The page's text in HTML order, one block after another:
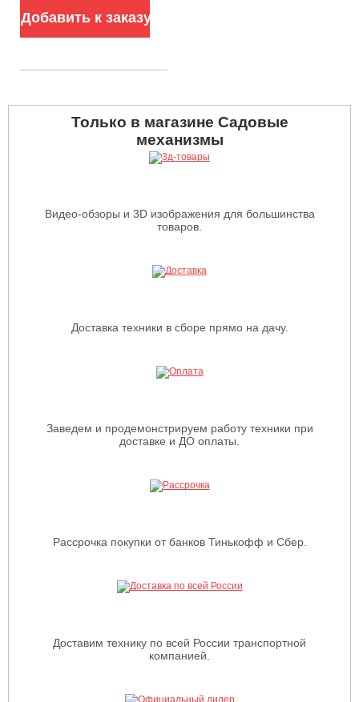
Добавить к заказу
Только в магазине Садовые
механизмы
Видео-обзоры и 3D изображения для большинства
товаров.
Доставка техники в сборе прямо на дачу.
Заведем и продемонстрируем работу техники при
доставке и ДО оплаты.
Рассрочка покупки от банков Тинькофф и Сбер.
Доставим технику по всей России транспортной
компанией.